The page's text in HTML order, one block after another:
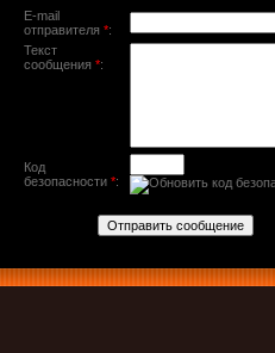
E-mail
отправителя *:
Текст
сообщения *:
Код
безопасности *: